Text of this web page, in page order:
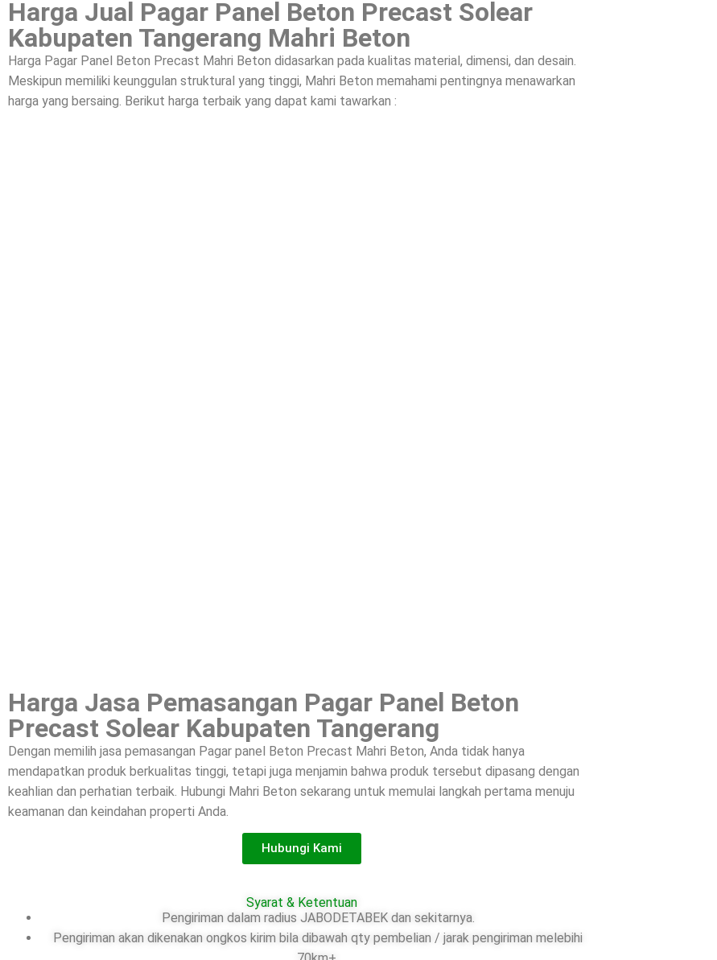
Harga Jual Pagar Panel Beton Precast Solear
Kabupaten Tangerang Mahri Beton
Harga Pagar Panel Beton Precast Mahri Beton didasarkan pada kualitas material, dimensi, dan desain.
Meskipun memiliki keunggulan struktural yang tinggi, Mahri Beton memahami pentingnya menawarkan
harga yang bersaing. Berikut harga terbaik yang dapat kami tawarkan :
Harga Jasa Pemasangan Pagar Panel Beton
Precast Solear Kabupaten Tangerang
Dengan memilih jasa pemasangan Pagar panel Beton Precast Mahri Beton, Anda tidak hanya
mendapatkan produk berkualitas tinggi, tetapi juga menjamin bahwa produk tersebut dipasang dengan
keahlian dan perhatian terbaik. Hubungi Mahri Beton sekarang untuk memulai langkah pertama menuju
keamanan dan keindahan properti Anda.
Hubungi Kami
Syarat & Ketentuan
Pengiriman dalam radius JABODETABEK dan sekitarnya.
Pengiriman akan dikenakan ongkos kirim bila dibawah qty pembelian / jarak pengiriman melebihi